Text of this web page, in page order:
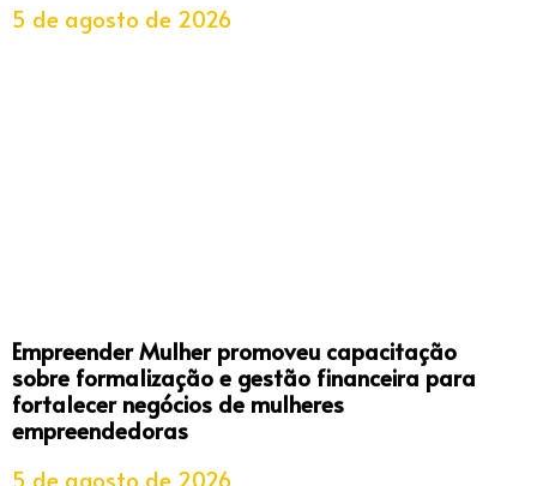
5 de agosto de 2026
Empreender Mulher promoveu capacitação
sobre formalização e gestão financeira para
fortalecer negócios de mulheres
empreendedoras
5 de agosto de 2026